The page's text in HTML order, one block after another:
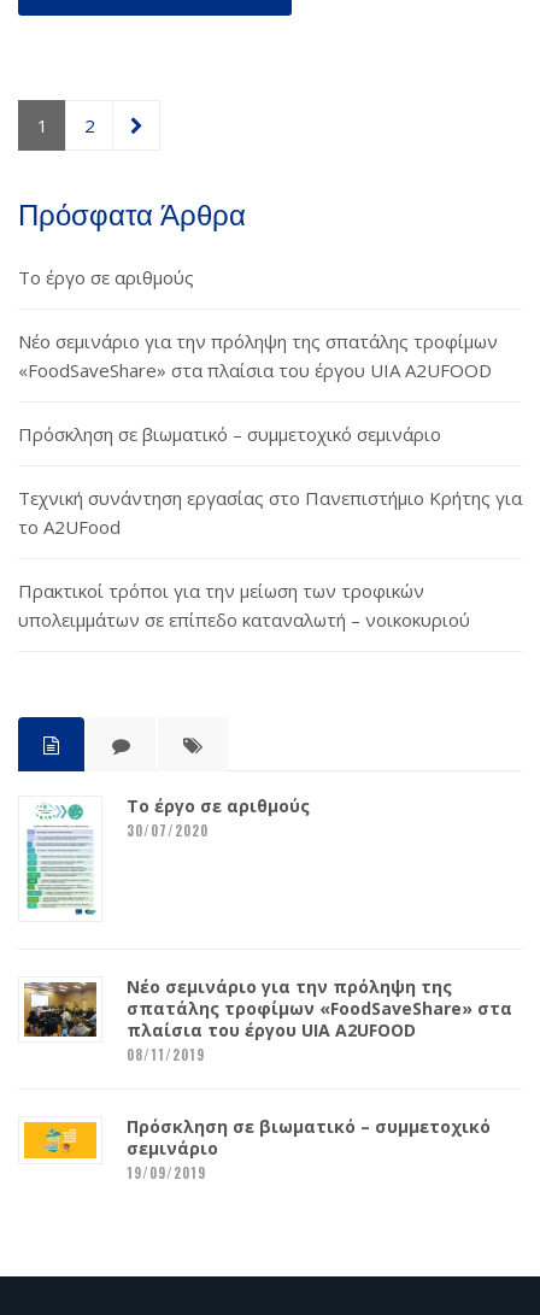
1 2
Πρόσφατα Άρθρα
Το έργο σε αριθμούς
Νέο σεμινάριο για την πρόληψη της σπατάλης τροφίμων
«FoodSaveShare» στα πλαίσια του έργου UIA A2UFOOD
Πρόσκληση σε βιωματικό – συμμετοχικό σεμινάριο
Τεχνική συνάντηση εργασίας στο Πανεπιστήμιο Κρήτης για
το A2UFood
Πρακτικοί τρόποι για την μείωση των τροφικών
υπολειμμάτων σε επίπεδο καταναλωτή – νοικοκυριού
Το έργο σε αριθμούς
30/07/2020
Νέο σεμινάριο για την πρόληψη της
σπατάλης τροφίμων «FoodSaveShare» στα
πλαίσια του έργου UIA A2UFOOD
08/11/2019
Πρόσκληση σε βιωματικό – συμμετοχικό
σεμινάριο
19/09/2019